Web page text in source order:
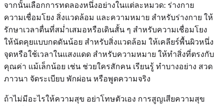
จากนั้นเลือกการทดลองหนึ่งอย่างในแต่ละหมวด: ร่างกาย
ความเชื่อมโยง สิ่งแวดล้อม และความหมาย สำหรับร่างกาย ให้
รักษาเวลาตื่นที่สม่ำเสมอหรือเดินสั้น ๆ สำหรับความเชื่อมโยง
ให้นัดคุยแบบกดดันน้อย สำหรับสิ่งแวดล้อม ให้เคลียร์พื้นผิวหนึ่ง
จุดหรือใช้เวลาในแสงแดด สำหรับความหมาย ให้ทำสิ่งที่ตรงกับ
คุณค่า แม้เล็กน้อย เช่น ช่วยใครสักคน เรียนรู้ ทำบางอย่าง สวด
ภาวนา จัดระเบียบ พักผ่อน หรือพูดความจริง
ถ้าไม่มีอะไรให้ความสุข อย่าโทษตัวเอง การสูญเสียความสุข